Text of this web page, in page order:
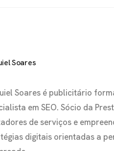
Soares
Soares é publicitário
em SEO. Sócio da
de serviços e
digitais orientadas a